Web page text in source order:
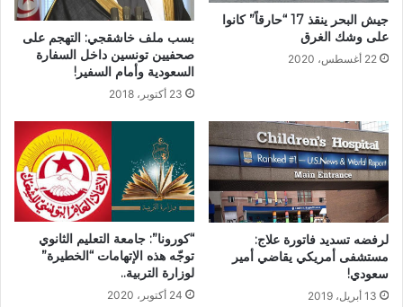
جيش البحر ينقذ 17 “حارقاً” كانوا
على وشك الغرق
22 أغسطس، 2020
بسب ملف خاشقجي: التهجم على
صحفيين تونسين داخل السفارة
السعودية وأمام السفير!
23 أكتوبر، 2018
لرفضه تسديد فاتورة علاج:
مستشفى أمريكي يقاضي أمير
سعودي!
13 أبريل، 2019
“كورونا”: جامعة التعليم الثانوي
توجّه هذه الإتهامات “الخطيرة”
لوزارة التربية..
24 أكتوبر، 2020